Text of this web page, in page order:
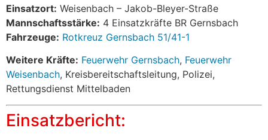
Einsatzort: Weisenbach – Jakob-Bleyer-Straße
Mannschaftsstärke: 4 Einsatzkräfte BR Gernsbach
Fahrzeuge: Rotkreuz Gernsbach 51/41-1
Weitere Kräfte: Feuerwehr Gernsbach, Feuerwehr
Weisenbach, Kreisbereitschaftsleitung, Polizei,
Rettungsdienst Mittelbaden
Einsatzbericht: